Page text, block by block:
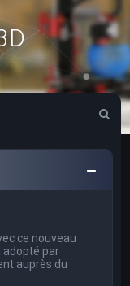
c
ce nouveau
adopté par
auprès du